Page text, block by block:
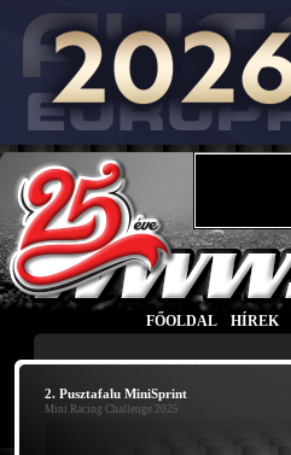
FŐOLDAL HÍREK
2. Pusztafalu MiniSprint
Mini Racing Challenge 2025